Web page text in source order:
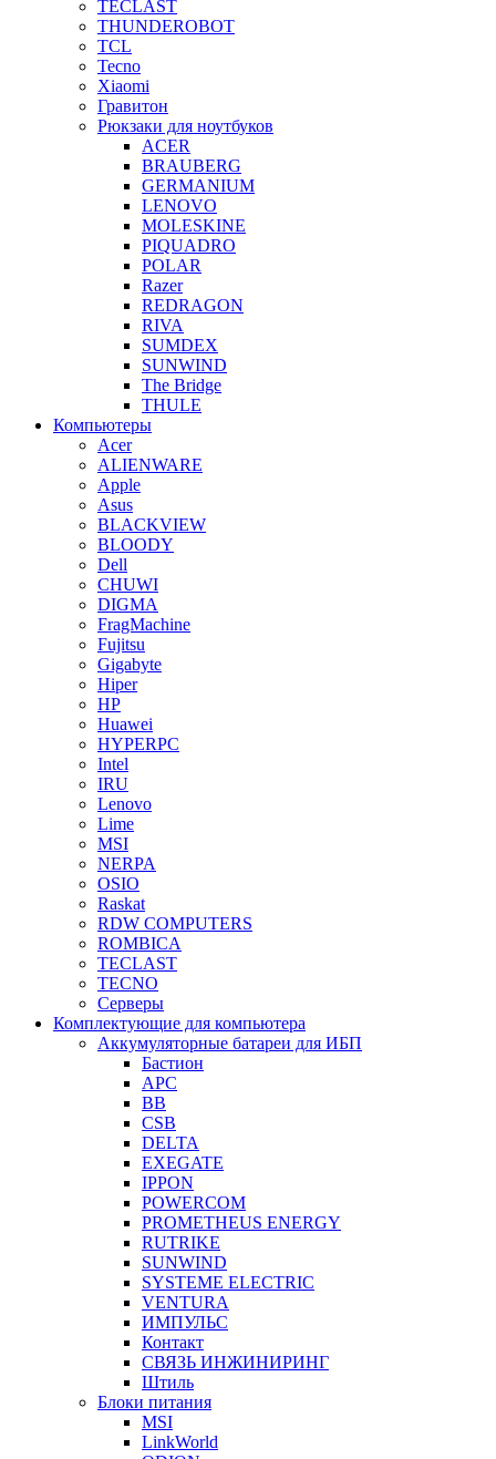
TECLAST
THUNDEROBOT
TCL
Tecno
Xiaomi
Гравитон
Рюкзаки для ноутбуков
ACER
BRAUBERG
GERMANIUM
LENOVO
MOLESKINE
PIQUADRO
POLAR
Razer
REDRAGON
RIVA
SUMDEX
SUNWIND
The Bridge
THULE
Компьютеры
Acer
ALIENWARE
Apple
Asus
BLACKVIEW
BLOODY
Dell
CHUWI
DIGMA
FragMachine
Fujitsu
Gigabyte
Hiper
HP
Huawei
HYPERPC
Intel
IRU
Lenovo
Lime
MSI
NERPA
OSIO
Raskat
RDW COMPUTERS
ROMBICA
TECLAST
TECNO
Серверы
Комплектующие для компьютера
Аккумуляторные батареи для ИБП
Бастион
APC
BB
CSB
DELTA
EXEGATE
IPPON
POWERCOM
PROMETHEUS ENERGY
RUTRIKE
SUNWIND
SYSTEME ELECTRIC
VENTURA
ИМПУЛЬС
Контакт
СВЯЗЬ ИНЖИНИРИНГ
Штиль
Блоки питания
MSI
LinkWorld